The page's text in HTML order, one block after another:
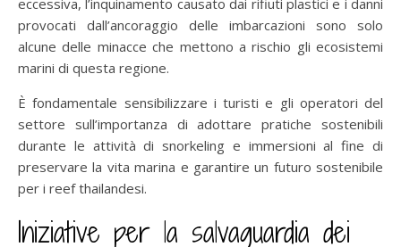
eccessiva, l’inquinamento causato dai rifiuti plastici e i danni
provocati dall’ancoraggio delle imbarcazioni sono solo
alcune delle minacce che mettono a rischio gli ecosistemi
marini di questa regione.
È fondamentale sensibilizzare i turisti e gli operatori del
settore sull’importanza di adottare pratiche sostenibili
durante le attività di snorkeling e immersioni al fine di
preservare la vita marina e garantire un futuro sostenibile
per i reef thailandesi.
Iniziative per la salvaguardia dei